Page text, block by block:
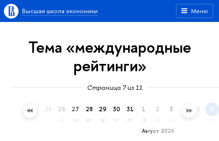
Меню
Высшая школа экономики
Тема «международные
рейтинги»
Страница 7 из 11
24 25 26 27
пн
28
вт
29
ср
30
чт
31
пт
Август 2026
1
сб
2 3 4 5 6
чт